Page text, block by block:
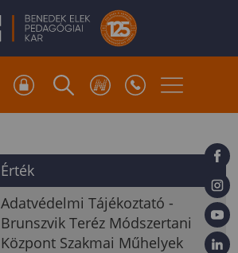
Érték
Adatvédelmi Tájékoztató -
Brunszvik Teréz Módszertani
Központ Szakmai Műhelyek